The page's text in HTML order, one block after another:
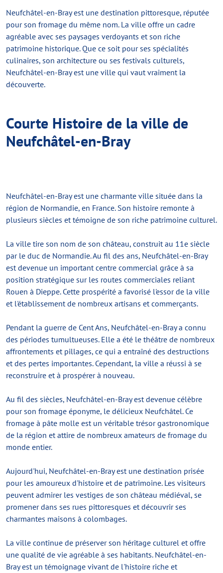
Neufchâtel-en-Bray est une destination pittoresque, réputée
pour son fromage du même nom. La ville offre un cadre
agréable avec ses paysages verdoyants et son riche
patrimoine historique. Que ce soit pour ses spécialités
culinaires, son architecture ou ses festivals culturels,
Neufchâtel-en-Bray est une ville qui vaut vraiment la
découverte.
Courte Histoire de la ville de
Neufchâtel-en-Bray
Neufchâtel-en-Bray est une charmante ville située dans la
région de Normandie, en France. Son histoire remonte à
plusieurs siècles et témoigne de son riche patrimoine culturel.
La ville tire son nom de son château, construit au 11e siècle
par le duc de Normandie. Au fil des ans, Neufchâtel-en-Bray
est devenue un important centre commercial grâce à sa
position stratégique sur les routes commerciales reliant
Rouen à Dieppe. Cette prospérité a favorisé l'essor de la ville
et l'établissement de nombreux artisans et commerçants.
Pendant la guerre de Cent Ans, Neufchâtel-en-Bray a connu
des périodes tumultueuses. Elle a été le théâtre de nombreux
affrontements et pillages, ce qui a entraîné des destructions
et des pertes importantes. Cependant, la ville a réussi à se
reconstruire et à prospérer à nouveau.
Au fil des siècles, Neufchâtel-en-Bray est devenue célèbre
pour son fromage éponyme, le délicieux Neufchâtel. Ce
fromage à pâte molle est un véritable trésor gastronomique
de la région et attire de nombreux amateurs de fromage du
monde entier.
Aujourd'hui, Neufchâtel-en-Bray est une destination prisée
pour les amoureux d'histoire et de patrimoine. Les visiteurs
peuvent admirer les vestiges de son château médiéval, se
promener dans ses rues pittoresques et découvrir ses
charmantes maisons à colombages.
La ville continue de préserver son héritage culturel et offre
une qualité de vie agréable à ses habitants. Neufchâtel-en-
Bray est un témoignage vivant de l'histoire riche et